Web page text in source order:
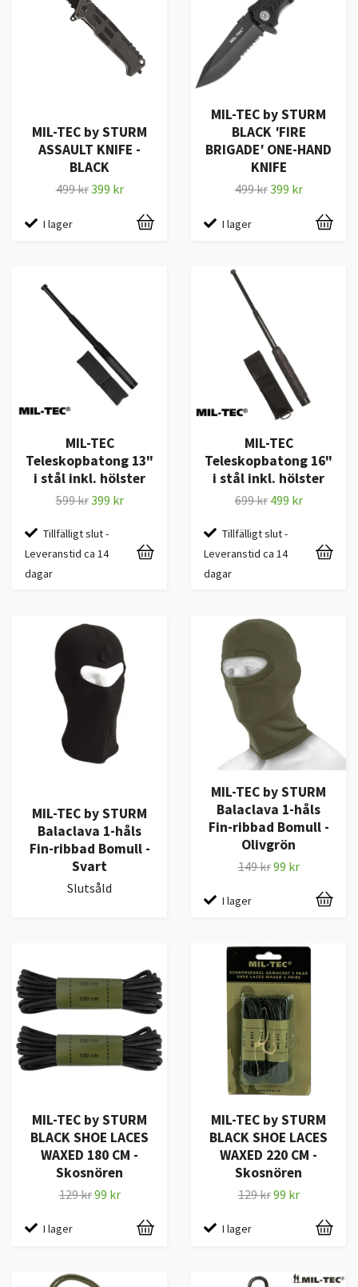
MIL-TEC by STURM
ASSAULT KNIFE -
BLACK
499 kr399 kr
I lager
MIL-TEC by STURM
BLACK ′FIRE
BRIGADE′ ONE-HAND
KNIFE
499 kr399 kr
I lager
MIL-TEC
Teleskopbatong 13"
i stål inkl. hölster
599 kr399 kr
Tillfälligt slut -
Leveranstid ca 14
dagar
MIL-TEC
Teleskopbatong 16"
i stål inkl. hölster
699 kr 499 kr
Tillfälligt slut -
Leveranstid ca 14
dagar
MIL-TEC by STURM
Balaclava 1-håls
Fin-ribbad Bomull -
Svart
Slutsåld
MIL-TEC by STURM
Balaclava 1-håls
Fin-ribbad Bomull -
Olivgrön
149 kr99 kr
I lager
MIL-TEC by STURM
BLACK SHOE LACES
WAXED 180 CM -
Skosnören
129 kr99 kr
I lager
MIL-TEC by STURM
BLACK SHOE LACES
WAXED 220 CM -
Skosnören
129 kr99 kr
I lager